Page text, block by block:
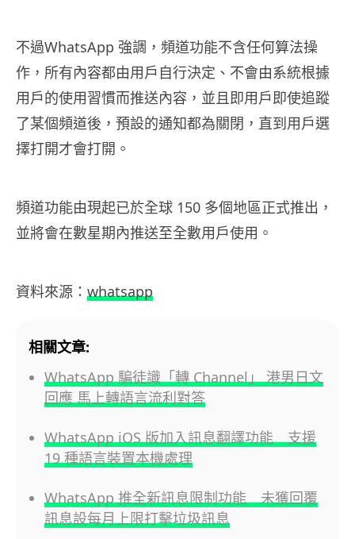
不過WhatsApp 強調，頻道功能不含任何算法操
作，所有內容都由用戶自行決定、不會由系統根據
用戶的使用習慣而推送內容，並且即用戶即使追蹤
了某個頻道後，預設的通知都為關閉，直到用戶選
擇打開才會打開。
頻道功能由現起已於全球 150 多個地區正式推出，
並將會在數星期內推送至全數用戶使用。
資料來源： whatsapp
相關文章:
WhatsApp 騙徒識「轉 Channel」 港男日文
回應 馬上轉語言流利對答
WhatsApp iOS 版加入訊息翻譯功能 支援
19 種語言裝置本機處理
WhatsApp 推全新訊息限制功能 未獲回覆
訊息設每月上限打擊垃圾訊息